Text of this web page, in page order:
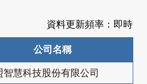
資料更新頻率：即時
公司名稱
智慧科技股份有限公司